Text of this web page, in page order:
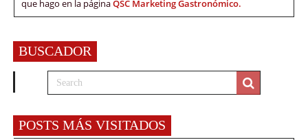
que hago en la páginaQSC Marketing Gastronómico.
BUSCADOR
POSTS MÁS VISITADOS